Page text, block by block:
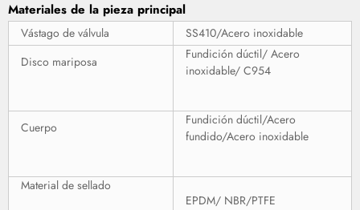
Materiales de la pieza principal
Vástago de válvula
SS410/Acero inoxidable
Disco mariposa
Fundición dúctil/ Acero
inoxidable/ C954
Cuerpo
Fundición dúctil/Acero
fundido/Acero inoxidable
Material de sellado
EPDM/ NBR/PTFE